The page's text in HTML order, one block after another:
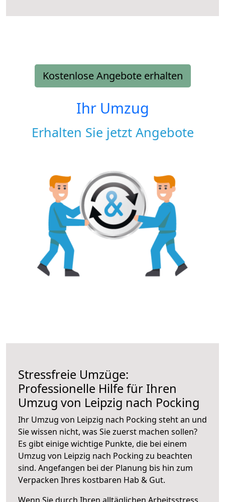
Kostenlose Angebote erhalten
Ihr Umzug
Erhalten Sie jetzt Angebote
Stressfreie Umzüge:
Professionelle Hilfe für Ihren
Umzug von Leipzig nach Pocking
Ihr Umzug von Leipzig nach Pocking steht an und
Sie wissen nicht, was Sie zuerst machen sollen?
Es gibt einige wichtige Punkte, die bei einem
Umzug von Leipzig nach Pocking zu beachten
sind. Angefangen bei der Planung bis hin zum
Verpacken Ihres kostbaren Hab & Gut.